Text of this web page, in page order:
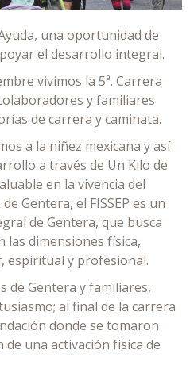
una oportunidad de
el desarrollo integral.
vivimos la 5ª. Carrera
y familiares
de carrera y caminata.
a la niñez mexicana y así
a través de Un Kilo de
en la vivencia del
Gentera, el FISSEP es un
de Gentera, que busca
las dimensiones física,
espiritual y profesional.
de Gentera y familiares,
al final de la carrera
donde se tomaron
una activación física de